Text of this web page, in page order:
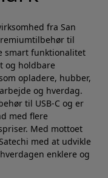
fra San
til
smart funktionalitet
og holdbare
opladere, hubber,
og hverdag.
til USB-C og er
med flere
Med mottoet
med at udvikle
enklere og